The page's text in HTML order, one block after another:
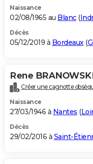
Naissance
02/08/1965 au Blanc(
Décès
05/12/2019 à Bordeaux(
Rene
Créer une cagnotte
Naissance
27/03/1946 à Nantes (
Décès
29/02/2016 à Saint-